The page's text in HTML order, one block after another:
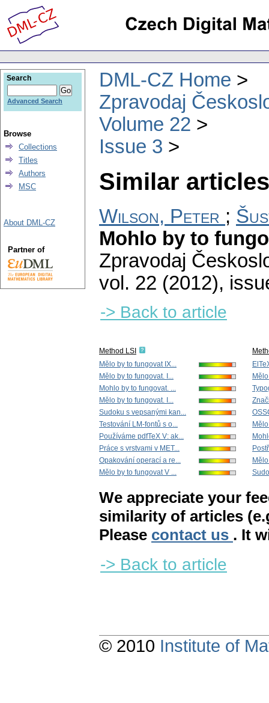
DML-CZ Home
Zpravodaj
Volume 22
Issue 3
Similar
Wilson, Peter ;
Mohlo by to
Zpravodaj
vol. 22 (2012),
-> Back to article
Method LSI
Mělo by to fungovat IX...
Mělo by to fungovat. I...
Mohlo by to fungovat. ...
Mělo by to fungovat. I...
Sudoku s vepsanými kan...
Testování LM-fontů s o...
Používáme pdfTeX V: ak...
Práce s vrstvami v MET...
Opakování operací a re...
Mělo by to fungovat V ...
We appreciate your
similarity of articles
Please contact us . It
-> Back to article
Search
Advanced Search
Browse
Collections
Titles
Authors
MSC
About DML-CZ
Partner of
© 2010 Institute of